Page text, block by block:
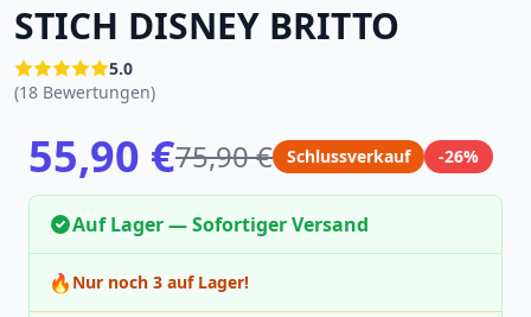
STICH DISNEY BRITTO
5.0
(18 Bewertungen)
55,90 €75,90 € Schlussverkauf -26%
Auf Lager — Sofortiger Versand
🔥 Nur noch 3 auf Lager!